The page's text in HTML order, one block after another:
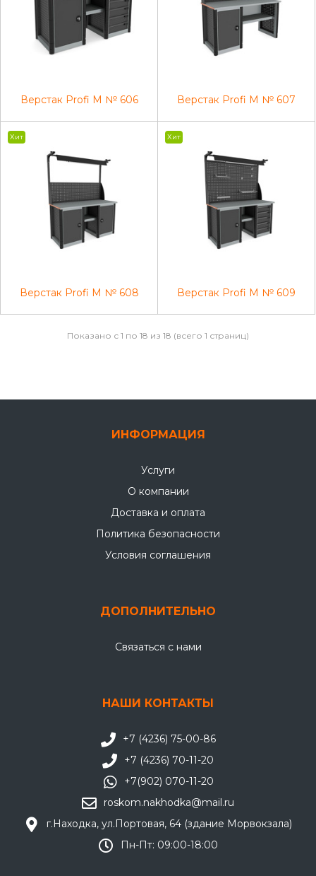
Верстак Profi M № 606 Верстак Profi M № 607
Хит
Верстак Profi M № 608
Хит
Верстак Profi M № 609
Показано с 1 по 18 из 18 (всего 1 страниц)
ИНФОРМАЦИЯ
Услуги
О компании
Доставка и оплата
Политика безопасности
Условия соглашения
ДОПОЛНИТЕЛЬНО
Связаться с нами
НАШИ КОНТАКТЫ
+7 (4236) 75-00-86
+7 (4236) 70-11-20
+7(902) 070-11-20
roskom.nakhodka@mail.ru
г.Находка, ул.Портовая, 64 (здание Морвокзала)
Пн-Пт: 09:00-18:00